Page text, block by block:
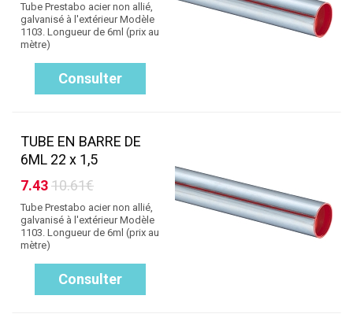
Tube Prestabo acier non allié,
galvanisé à l'extérieur Modèle
1103. Longueur de 6ml (prix au
mètre)
Consulter
TUBE EN BARRE DE
6ML 22 x 1,5
7.4310.61€
Tube Prestabo acier non allié,
galvanisé à l'extérieur Modèle
1103. Longueur de 6ml (prix au
mètre)
Consulter